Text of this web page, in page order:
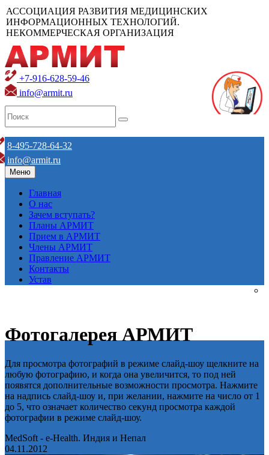
АССОЦИАЦИЯ РАЗВИТИЯ МЕДИЦИНСКИХ
ИНФОРМАЦИОННЫХ ТЕХНОЛОГИЙ.
НЕКОММЕРЧЕСКАЯ ОРГАНИЗАЦИЯ
+7-916-628-59-46
info@armit.ru
8-495-728-64-32
info@armit.ru
Меню
Главная
О нас
Зачем вступать?
Планы АРМИТ
Прием в АРМИТ
Члены АРМИТ
Правление АРМИТ
Контакты
Устав
Фотогалерея АРМИТ
Для просмотра фотографий в режиме слайд-шоу щелкните на
любую фотографию, и когда она увеличится, то под ней
появятся дополнительные возможности просмотра. Нажмите
на надпись слайд-шоу и, при желании, нажмите на число от 1
до 5, что означает количество секунд просмотра каждой
фотографии в режиме слайд-шоу.
MedSoft - e-Health. Индия и Непал
04.11.2012